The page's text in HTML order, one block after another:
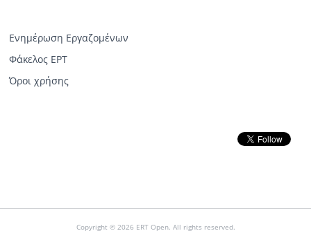
Ενημέρωση Εργαζομένων
Φάκελος ΕΡΤ
Όροι χρήσης
Copyright © 2026 ERT Open. All rights reserved.